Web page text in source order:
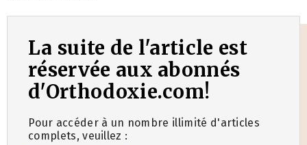
La suite de l'article est
réservée aux abonnés
d'Orthodoxie.com!
Pour accéder à un nombre illimité d'articles
complets, veuillez :